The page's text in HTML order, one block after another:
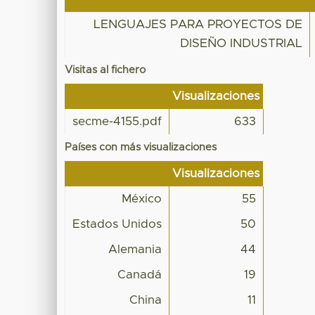
LENGUAJES PARA PROYECTOS DE
DISEÑO INDUSTRIAL
Visitas al fichero
Visualizaciones
secme-4155.pdf 633
Países con más visualizaciones
Visualizaciones
México 55
Estados Unidos 50
Alemania 44
Canadá 19
China 11